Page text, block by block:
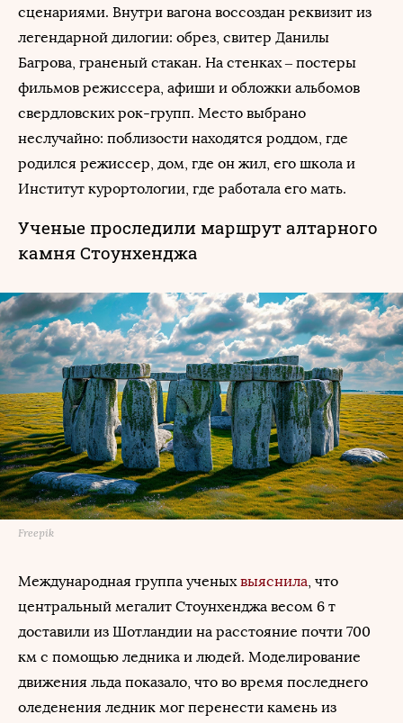
сценариями. Внутри вагона воссоздан реквизит из
легендарной дилогии: обрез, свитер Данилы
Багрова, граненый стакан. На стенках – постеры
фильмов режиссера, афиши и обложки альбомов
свердловских рок-групп. Место выбрано
неслучайно: поблизости находятся роддом, где
родился режиссер, дом, где он жил, его школа и
Институт курортологии, где работала его мать.
Ученые проследили маршрут алтарного
камня Стоунхенджа
Freepik
Международная группа ученыхвыяснила, что
центральный мегалит Стоунхенджа весом 6 т
доставили из Шотландии на расстояние почти 700
км с помощью ледника и людей. Моделирование
движения льда показало, что во время последнего
оледенения ледник мог перенести камень из